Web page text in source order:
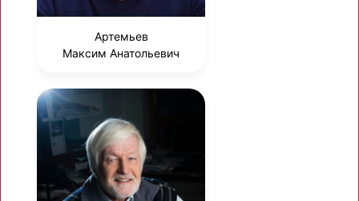
Артемьев
Максим Анатольевич